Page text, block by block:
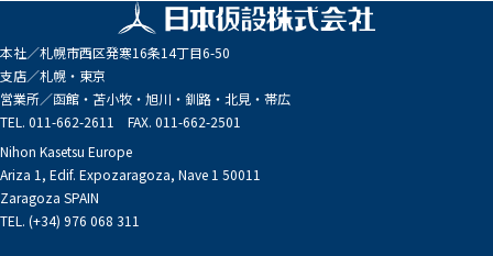
本社／札幌市西区発寒16条14丁目6-50
支店／札幌・東京
営業所／函館・苫小牧・旭川・釧路・北見・帯広
TEL. 011-662-2611 FAX. 011-662-2501
Nihon Kasetsu Europe
Ariza 1, Edif. Expozaragoza, Nave 1 50011
Zaragoza SPAIN
TEL. (+34) 976 068 311